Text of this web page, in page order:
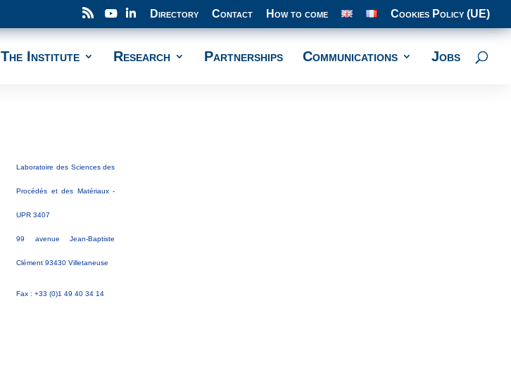
Directory Contact How to come Cookies Policy (UE)
The Institute Research Partnerships Communications Jobs
Laboratoire des Sciences des
Procédés et des Matériaux -
UPR 3407
99 avenue Jean-Baptiste
Clément 93430 Villetaneuse
Fax : +33 (0)1 49 40 34 14